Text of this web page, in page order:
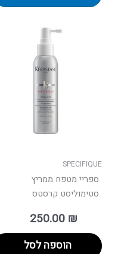
SPECIFIQUE
ספריי מטפח ממריץ
סטימוליסט קרסטס
250.00 ₪
הוספה לסל